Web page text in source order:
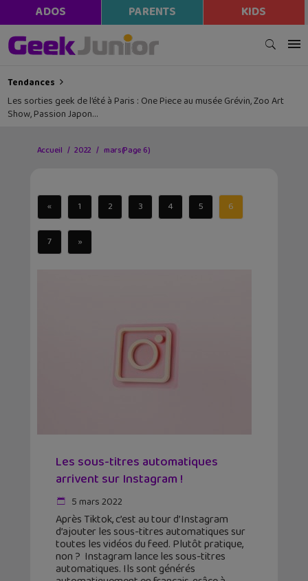
ADOS PARENTS KIDS
Tendances
Les sorties geek de l’été à Paris : One Piece au musée Grévin, Zoo Art
Show, Passion Japon…
Accueil 2022 mars(Page 6)
« 1 2 3 4 5 6
7 »
Les sous-titres automatiques
arrivent sur Instagram !
5 mars 2022
Après Tiktok, c’est au tour d’Instagram
d’ajouter les sous-titres automatiques sur
toutes les vidéos du feed. Plutôt pratique,
non ? Instagram lance les sous-titres
automatiques. Ils sont générés